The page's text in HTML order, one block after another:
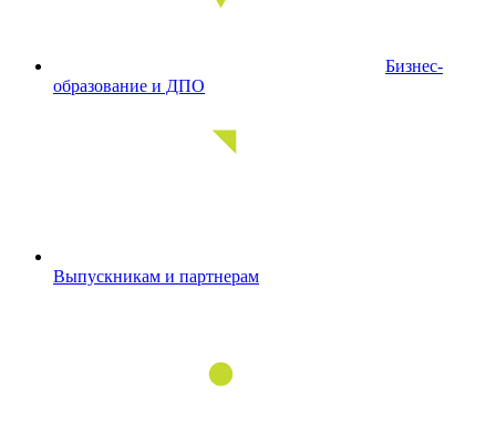
Бизнес-
образование и ДПО
Выпускникам и партнерам